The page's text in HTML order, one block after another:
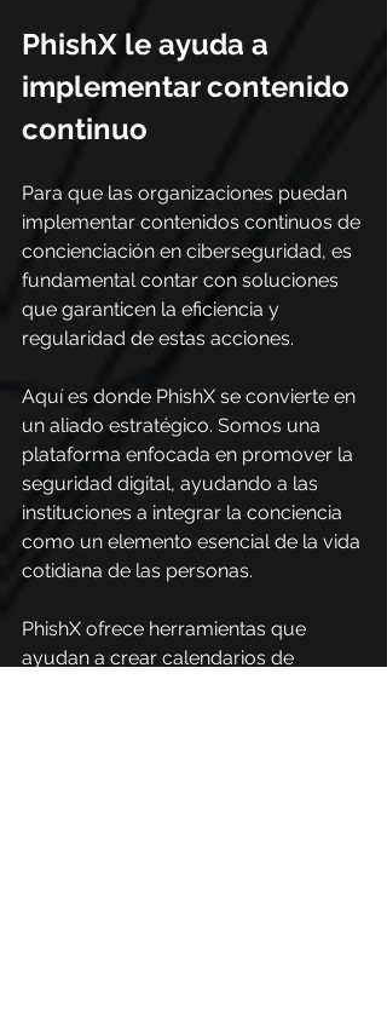
PhishX le ayuda a
implementar contenido
continuo
Para que las organizaciones puedan
implementar contenidos continuos de
concienciación en ciberseguridad, es
fundamental contar con soluciones
que garanticen la eficiencia y
regularidad de estas acciones.
Aquí es donde PhishX se convierte en
un aliado estratégico. Somos una
plataforma enfocada en promover la
seguridad digital, ayudando a las
instituciones a integrar la conciencia
como un elemento esencial de la vida
cotidiana de las personas.
PhishX ofrece herramientas que
ayudan a crear calendarios de